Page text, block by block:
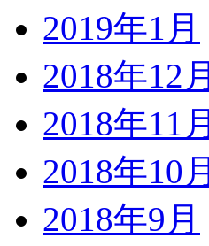
2019年1月
2018年12月
2018年11月
2018年10月
2018年9月